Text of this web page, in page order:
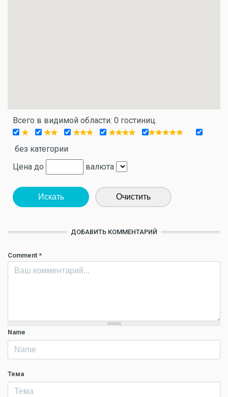
Всего в видимой области: 0 гостиниц.
без категории
Цена до
валюта
Искать Очистить
ДОБАВИТЬ КОММЕНТАРИЙ
Comment *
Name
Тема